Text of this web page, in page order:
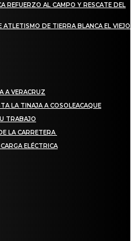
REFUERZO AL CAMPO Y RESCATE DEL
DE TIERRA BLANCA EL VIEJO
A VERACRUZ
LA TINAJA A COSOLEACAQUE
TRABAJO
LA CARRETERA
ELÉCTRICA